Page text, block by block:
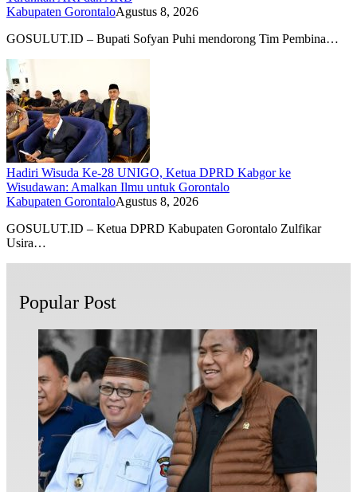
Kabupaten GorontaloAgustus 8, 2026
GOSULUT.ID – Bupati Sofyan Puhi mendorong Tim Pembina…
Hadiri Wisuda Ke-28 UNIGO, Ketua DPRD Kabgor ke
Wisudawan: Amalkan Ilmu untuk Gorontalo
Kabupaten GorontaloAgustus 8, 2026
GOSULUT.ID – Ketua DPRD Kabupaten Gorontalo Zulfikar
Usira…
Popular Post